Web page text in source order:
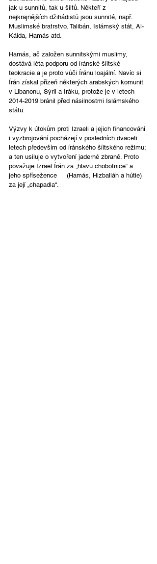
jak u sunnitů, tak u šíitů. Někteří z
nejkrajnějších džihádistů jsou sunnité, např.
Muslimské bratrstvo, Talibán, Islámský stát, Al-
Káida, Hamás atd.
Hamás, ač založen sunnitskými muslimy,
dostává léta podporu od íránské šíitské
teokracie a je proto vůči Íránu loajální. Navíc si
Írán získal přízeň některých arabských komunit
v Libanonu, Sýrii a Iráku, protože je v letech
2014-2019 bránil před násilnostmi Islámského
státu.
Výzvy k útokům proti Izraeli a jejich financování
i vyzbrojování pocházejí v posledních dvaceti
letech především od íránského šíitského režimu;
a ten usiluje o vytvoření jaderné zbraně. Proto
považuje Izrael Írán za „hlavu chobotnice“ a
jeho spřísežence     (Hamás, Hizballáh a hútie)
za její „chapadla“.